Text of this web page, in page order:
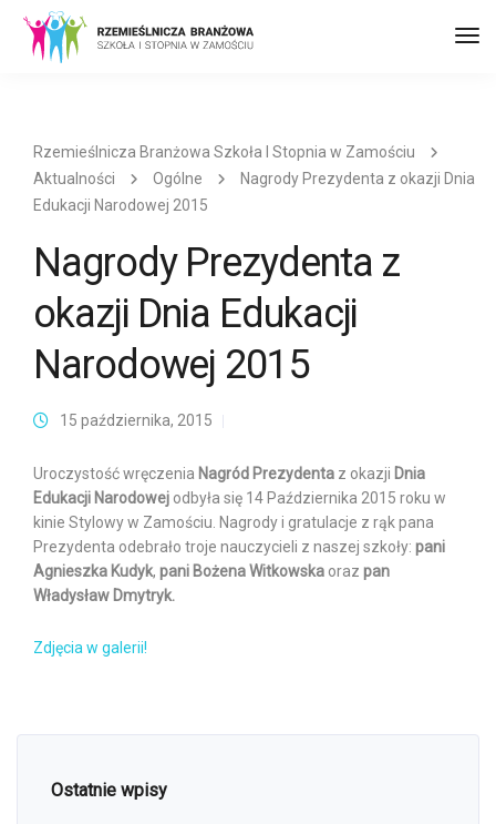
Rzemieślnicza Branżowa Szkoła I Stopnia w Zamościu
Aktualności
Ogólne
Nagrody Prezydenta z okazji Dnia
Edukacji Narodowej 2015
Nagrody Prezydenta z
okazji Dnia Edukacji
Narodowej 2015
15 października, 2015
Uroczystość wręczenia Nagród Prezydenta z okazji Dnia
Edukacji Narodowej odbyła się 14 Października 2015 roku w
kinie Stylowy w Zamościu. Nagrody i gratulacje z rąk pana
Prezydenta odebrało troje nauczycieli z naszej szkoły: pani
Agnieszka Kudyk, pani Bożena Witkowska oraz pan
Władysław Dmytryk.
Zdjęcia w galerii!
Ostatnie wpisy